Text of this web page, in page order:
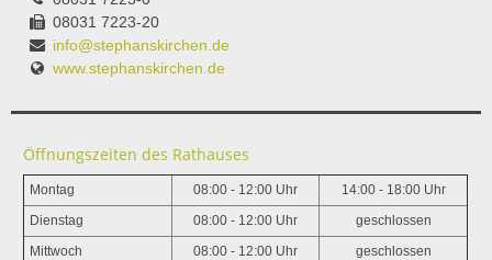
08031 7223-20
info@stephanskirchen.de
www.stephanskirchen.de
Öffnungszeiten des Rathauses
Montag 08:00 - 12:00 Uhr 14:00 - 18:00 Uhr
Dienstag 08:00 - 12:00 Uhr geschlossen
Mittwoch 08:00 - 12:00 Uhr geschlossen